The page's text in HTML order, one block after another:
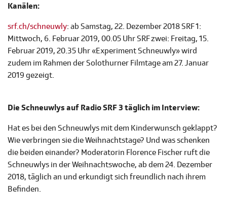
Kanälen:
srf.ch/schneuwly: ab Samstag, 22. Dezember 2018 SRF 1:
Mittwoch, 6. Februar 2019, 00.05 Uhr SRF zwei: Freitag, 15.
Februar 2019, 20.35 Uhr «Experiment Schneuwly» wird
zudem im Rahmen der Solothurner Filmtage am 27. Januar
2019 gezeigt.
Die Schneuwlys auf Radio SRF 3 täglich im Interview:
Hat es bei den Schneuwlys mit dem Kinderwunsch geklappt?
Wie verbringen sie die Weihnachtstage? Und was schenken
die beiden einander? Moderatorin Florence Fischer ruft die
Schneuwlys in der Weihnachtswoche, ab dem 24. Dezember
2018, täglich an und erkundigt sich freundlich nach ihrem
Befinden.